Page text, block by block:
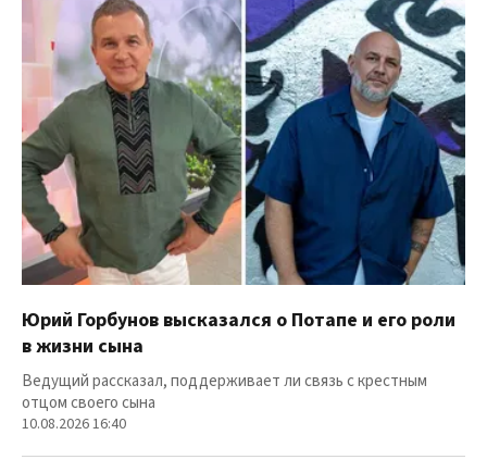
Юрий Горбунов высказался о Потапе и его роли
в жизни сына
Ведущий рассказал, поддерживает ли связь с крестным
отцом своего сына
10.08.2026 16:40